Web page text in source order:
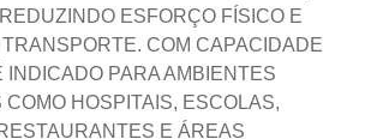
ESFORÇO FÍSICO E
COM CAPACIDADE
INDICADO PARA AMBIENTES
COMO HOSPITAIS, ESCOLAS,
E ÁREAS